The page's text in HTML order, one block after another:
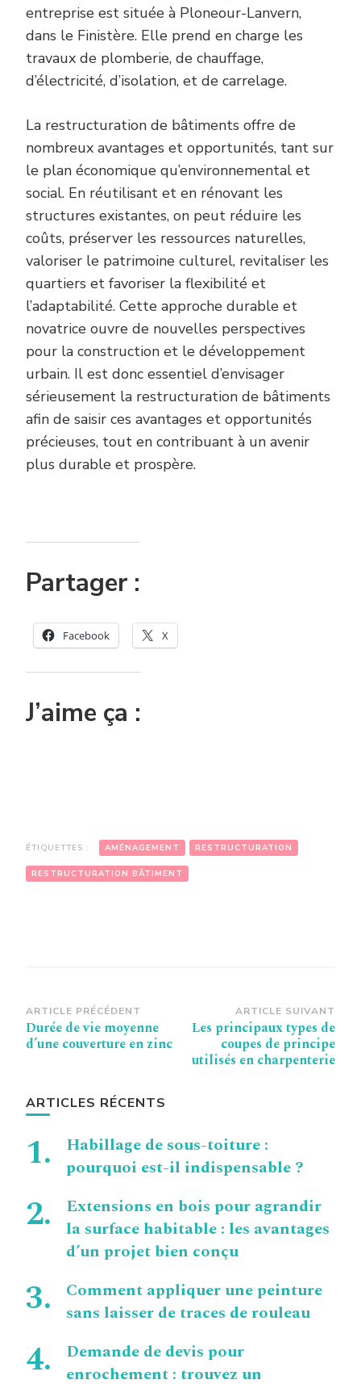
entreprise est située à Ploneour-Lanvern,
dans le Finistère. Elle prend en charge les
travaux de plomberie, de chauffage,
d’électricité, d’isolation, et de carrelage.
La restructuration de bâtiments offre de
nombreux avantages et opportunités, tant sur
le plan économique qu’environnemental et
social. En réutilisant et en rénovant les
structures existantes, on peut réduire les
coûts, préserver les ressources naturelles,
valoriser le patrimoine culturel, revitaliser les
quartiers et favoriser la flexibilité et
l’adaptabilité. Cette approche durable et
novatrice ouvre de nouvelles perspectives
pour la construction et le développement
urbain. Il est donc essentiel d’envisager
sérieusement la restructuration de bâtiments
afin de saisir ces avantages et opportunités
précieuses, tout en contribuant à un avenir
plus durable et prospère.
Partager :
Facebook X
J’aime ça :
ÉTIQUETTES : AMÉNAGEMENT RESTRUCTURATION
RESTRUCTURATION BÂTIMENT
Navigation
d’article
ARTICLE PRÉCÉDENT
Durée de vie moyenne
d’une couverture en zinc
ARTICLE SUIVANT
Les principaux types de
coupes de principe
utilisés en charpenterie
ARTICLES RÉCENTS
Habillage de sous-toiture :
pourquoi est-il indispensable ?
Extensions en bois pour agrandir
la surface habitable : les avantages
d’un projet bien conçu
Comment appliquer une peinture
sans laisser de traces de rouleau
Demande de devis pour
enrochement : trouvez un